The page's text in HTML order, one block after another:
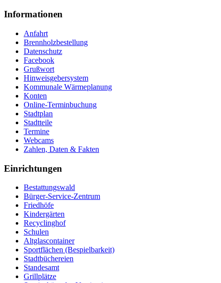
Informationen
Anfahrt
Brennholzbestellung
Datenschutz
Facebook
Grußwort
Hinweisgebersystem
Kommunale Wärmeplanung
Konten
Online-Terminbuchung
Stadtplan
Stadtteile
Termine
Webcams
Zahlen, Daten & Fakten
Einrichtungen
Bestattungswald
Bürger-Service-Zentrum
Friedhöfe
Kindergärten
Recyclinghof
Schulen
Altglascontainer
Sportflächen (Bespielbarkeit)
Stadtbüchereien
Standesamt
Grillplätze